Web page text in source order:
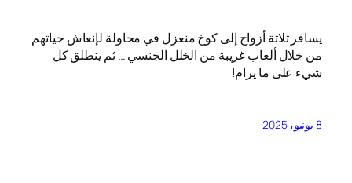
يسافر ثلاثة أزواج إلى كوخ منعزل في محاولة لإنعاش حياتهم
من خلال ألعاب غريبة من الخلل الجنسي … ثم ينطلق كل
شيء على ما يرام!
8 يونيو، 2025